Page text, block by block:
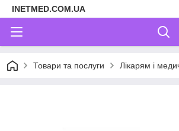
INETMED.COM.UA
Товари та послуги Лікарям і